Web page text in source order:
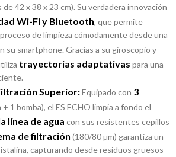
42 x 38 x 23 cm). Su verdadera innovación
Wi-Fi y Bluetooth, que permite
de limpieza cómodamente desde una
su smartphone. Gracias a su giroscopio y
trayectorias adaptativas para una
Superior:Equipado con 3
1 bomba), el ES ECHO limpia a fondo el
línea de agua con sus resistentes cepillos
de filtración (180/80 µm) garantiza un
capturando desde residuos gruesos